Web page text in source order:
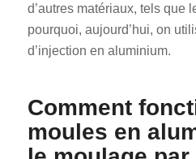
d’autres matériaux, tels que
pourquoi, aujourd’hui, on
d’injection en aluminium.
Comment
moules en